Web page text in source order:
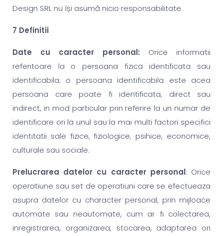
Design SRL nu își asumă nicio responsabilitate.
7 Definitii
Date cu caracter personal: Orice informatii
referitoare la o persoana fizica identificata sau
identificabila; o persoana identificabila este acea
persoana care poate fi identificata, direct sau
indirect, in mod particular prin referire la un numar de
identificare ori la unul sau la mai multi factori specifici
identitatii sale fizice, fiziologice, psihice, economice,
culturale sau sociale.
Prelucrarea datelor cu caracter personal: Orice
operatiune sau set de operatiuni care se efectueaza
asupra datelor cu character personal, prin mijloace
automate sau neautomate, cum ar fi colectarea,
inregistrarea, organizarea, stocarea, adaptarea ori